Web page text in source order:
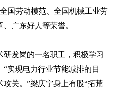
国劳动模范、全国机械工业劳
广东好人等荣誉。
发岗的一名职工，积极学习
实现电力行业节能减排的目
关。”梁庆宁身上有股“拓荒